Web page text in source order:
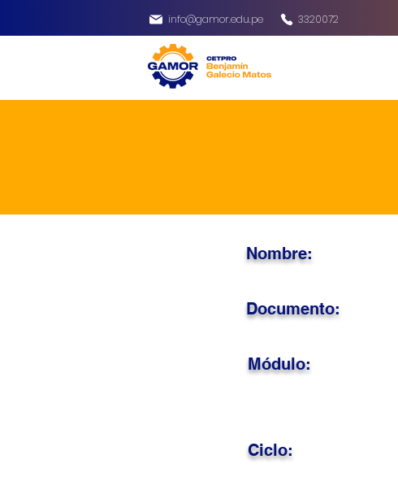
info@gamor.edu.pe 3320072
Nombre:
Documento:
Módulo:
Ciclo: